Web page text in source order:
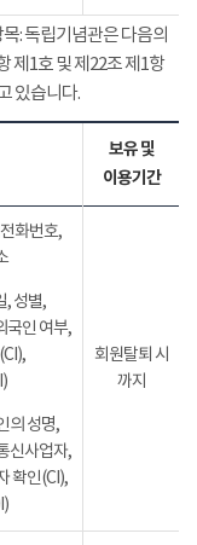
: 독립기념관은 다음의
제1호 및 제22조 제1항
있습니다.
보유 및
이용기간
화번호,
, 성별,
국인 여부,
의 성명,
신사업자,
확인(CI),
회원탈퇴 시
까지